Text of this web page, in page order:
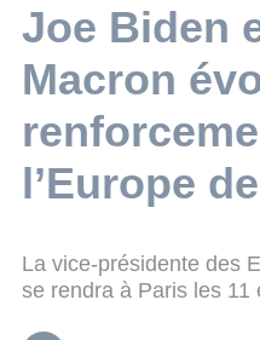
Joe Biden
Macron
l’Europe
La vice-présidente des
se rendra à Paris les 11